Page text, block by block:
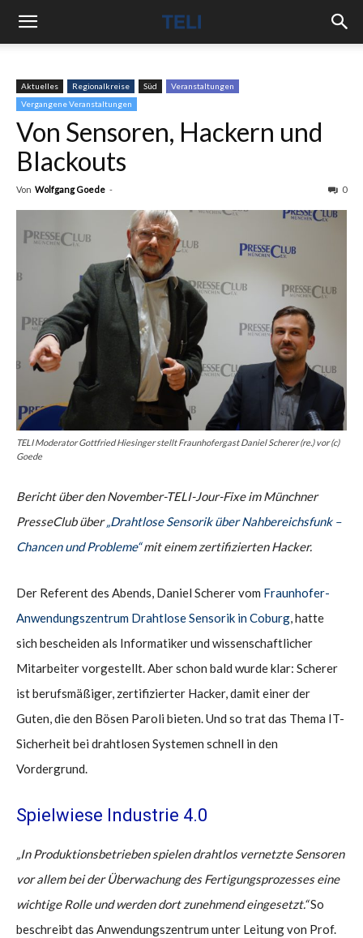
Aktuelles Regionalkreise Süd
Veranstaltungen
Vergangene Veranstaltungen
Von Sensoren, Hackern und
Blackouts
Von Wolfgang Goede - 0
TELI Moderator Gottfried Hiesinger stellt Fraunhofergast Daniel Scherer (re.) vor (c)
Goede
Bericht über den November-TELI-Jour-Fixe im Münchner
PresseClub über„Drahtlose Sensorik über Nahbereichsfunk –
Chancen und Probleme“mit einem zertifizierten Hacker.
Der Referent des Abends, Daniel Scherer vom Fraunhofer-
Anwendungszentrum Drahtlose Sensorik in Coburg, hatte
sich bescheiden als Informatiker und wissenschaftlicher
Mitarbeiter vorgestellt. Aber schon bald wurde klar: Scherer
ist berufsmäßiger, zertifizierter Hacker, damit einer der
Guten, die den Bösen Paroli bieten. Und so trat das Thema IT-
Sicherheit bei drahtlosen Systemen schnell in den
Vordergrund.
Spielwiese Industrie 4.0
„In Produktionsbetrieben spielen drahtlos vernetzte Sensoren
vor allem bei der Überwachung des Fertigungsprozesses eine
wichtige Rolle und werden dort zunehmend eingesetzt.“So
beschreibt das Anwendungszentrum unter Leitung von Prof.